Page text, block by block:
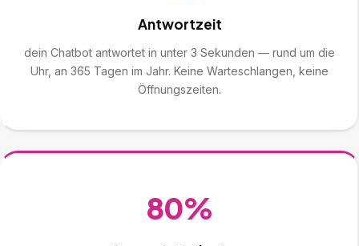
Antwortzeit
dein Chatbot antwortet in unter 3 Sekunden — rund um die
Uhr, an 365 Tagen im Jahr. Keine Warteschlangen, keine
Öffnungszeiten.
80%